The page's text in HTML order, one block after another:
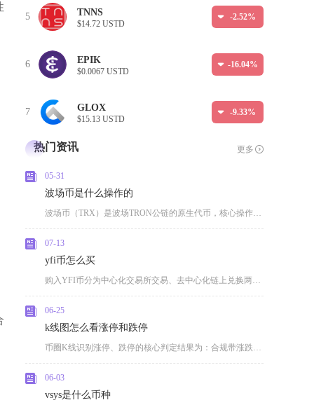
5 TNNS
$14.72 USTD
-2.52%
6 EPIK
$0.0067 USTD
-16.04%
7 GLOX
$15.13 USTD
-9.33%
热门资讯 更多
05-31
波场币是什么操作的
波场币（TRX）是波场TRON公链的原生代币，核心操作围绕DPoS共识、带宽能量资源系统、
07-13
yfi币怎么买
购入YFI币分为中心化交易所交易、去中心化链上兑换两大主流路径，新手优先选择头部中心化现货
06-25
k线图怎么看涨停和跌停
币圈K线识别涨停、跌停的核心判定结果为：合规带涨跌幅限制的平台币种涨停呈现近乎无上方影线的
06-03
vsys是什么币种